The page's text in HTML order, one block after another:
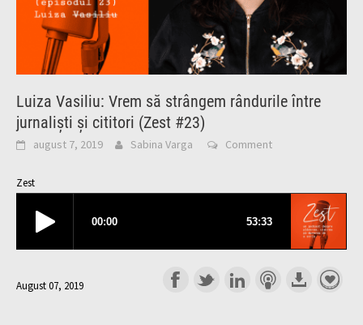
Luiza Vasiliu: Vrem să strângem rândurile între
jurnaliști și cititori (Zest #23)
august 7, 2019 Sabina Varga Comment
Zest
August 07, 2019